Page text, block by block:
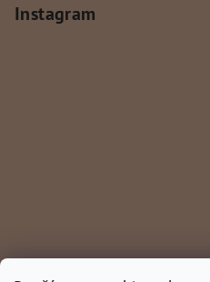
Instagram